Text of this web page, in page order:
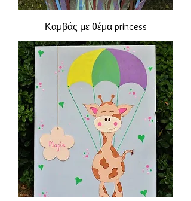
Καμβάς με θέμα princess